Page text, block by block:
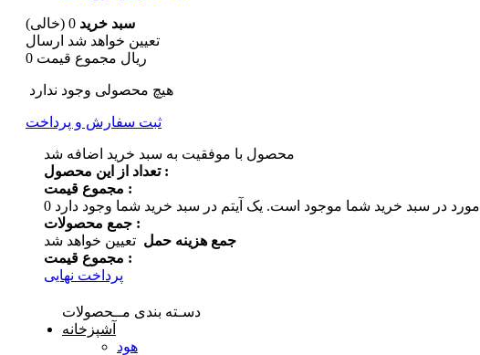
سبد خرید 0 (خالی)
تعیین خواهد شد ارسال
0 ریال مجموع قیمت
هیچ محصولی وجود ندارد
ثبت سفارش و پرداخت
محصول با موفقیت به سبد خرید اضافه شد
تعداد از این محصول :
مجموع قیمت :
0
مورد در سبد خرید شما موجود است.
جمع محصولات :
جمع هزینه حمل تعیین خواهد شد
مجموع قیمت :
پرداخت نهایی
دسـته بندی مــحصولات
آشپزخانه
هود